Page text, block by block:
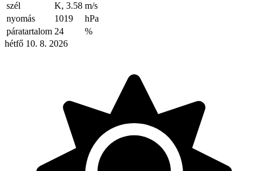
szél
K, 3.58 m/s
nyomás
1019
hPa
páratartalom 24
%
hétfő 10. 8. 2026